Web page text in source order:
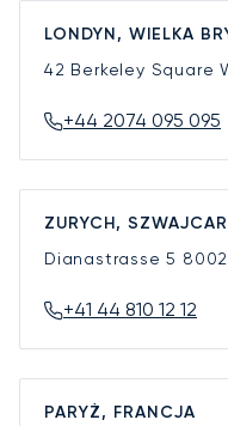
LONDYN, WIELKA
42 Berkeley Square
+44 2074 095 095
ZURYCH,
Dianastrasse 5 8002
+41 44 810 12 12
PARYŻ, FRANCJA